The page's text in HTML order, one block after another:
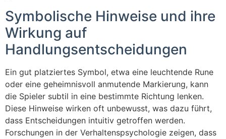
Symbolische Hinweise und ihre
Wirkung auf
Handlungsentscheidungen
Ein gut platziertes Symbol, etwa eine leuchtende Rune
oder eine geheimnisvoll anmutende Markierung, kann
die Spieler subtil in eine bestimmte Richtung lenken.
Diese Hinweise wirken oft unbewusst, was dazu führt,
dass Entscheidungen intuitiv getroffen werden.
Forschungen in der Verhaltenspsychologie zeigen, dass